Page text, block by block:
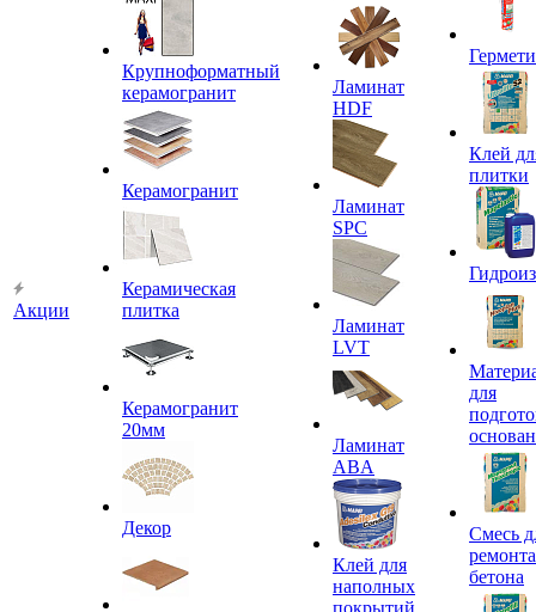
Акции
Крупноформатный
керамогранит
Керамогранит
Керамическая
плитка
Керамогранит
20мм
Декор
Ламинат
HDF
Ламинат
SPC
Ламинат
LVT
Ламинат
ABA
Клей для
наполных
покрытий
Клей
плитки
для
Смесь
ремонта
бетона